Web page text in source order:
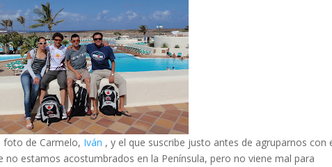
foto de Carmelo, Iván , y el que suscribe justo antes de agruparnos con
estamos acostumbrados en la Península, pero no viene mal para